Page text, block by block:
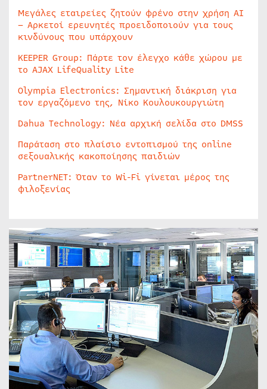
Μεγάλες εταιρείες ζητούν φρένο στην χρήση AI
– Αρκετοί ερευνητές προειδοποιούν για τους
κινδύνους που υπάρχουν
KEEPER Group: Πάρτε τον έλεγχο κάθε χώρου με
το AJAX LifeQuality Lite
Olympia Electronics: Σημαντική διάκριση για
τον εργαζόμενο της, Νίκο Κουλουκουργιώτη
Dahua Technology: Νέα αρχική σελίδα στο DMSS
Παράταση στο πλαίσιο εντοπισμού της online
σεξουαλικής κακοποίησης παιδιών
PartnerNET: Όταν το Wi-Fi γίνεται μέρος της
φιλοξενίας